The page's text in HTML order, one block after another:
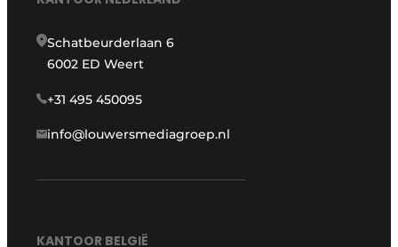
Schatbeurderlaan 6
6002 ED Weert
+31 495 450095
info@louwersmediagroep.nl
KANTOOR BELGIË